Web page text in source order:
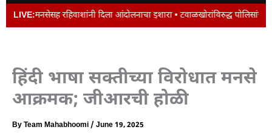
LIVE:रहिवाशांनी दिला आंदोलनाचा इशारा • टवाळखोरांविरुद्ध पोलिसांचे ‘ऑल
हिंदी भाषा सक्तीच्या विरोधात मनसे
आक्रमक; जीआरची होळी
ByTeam Mahabhoomi/ June 19, 2025